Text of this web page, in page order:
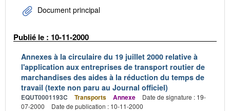
Document principal
Publié le : 10-11-2000
Annexes à la circulaire du 19 juillet 2000 relative à
l'application aux entreprises de transport routier de
marchandises des aides à la réduction du temps de
travail (texte non paru au Journal officiel)
EQUT0001193C Transports Annexe
Date de signature : 19-
07-2000
Date de publication : 10-11-2000